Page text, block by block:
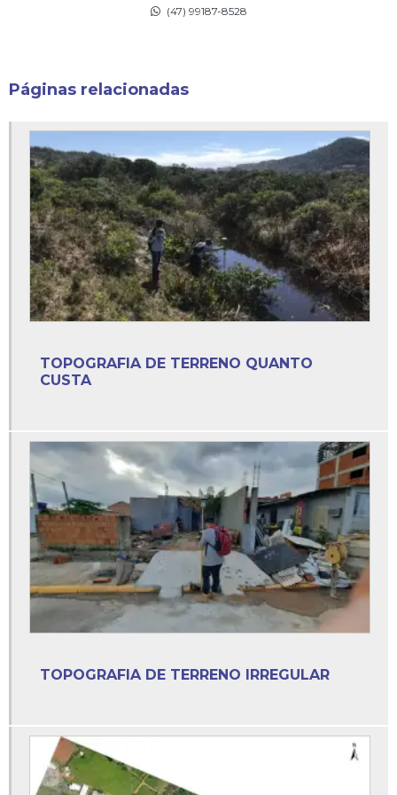
Custo serviço de topografia
Desmembramento de imóvel rural
Desmembramento de imóvel valor
Desmembramento de lote
Desmembramento de lote rural
Desmembramento de lote urbano
Desmembramento de terreno com construção
Desmembramento loteamento
Empresa de topografia
Empresa de topografia e agrimensura
Empresa de topografia e georreferenciamento
Empresa especializada em licenciamento ambiental
Empresas de batimetria
Empresas que faz licenciamento ambiental
Empresas que fazem licenciamento ambiental
Estudo ambiental simplificado eas
Estudo ambiental simplificado loteamento
(47) 99187-8528
Páginas relacionadas
TOPOGRAFIA DE TERRENO QUANTO
CUSTA
TOPOGRAFIA DE TERRENO IRREGULAR